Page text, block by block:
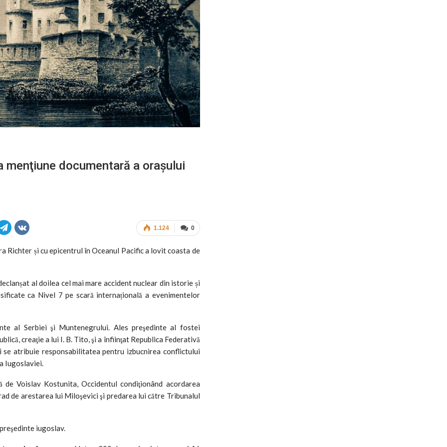
documentară a oraşului
0
1.124
Richter și cu epicentrul în Oceanul Pacific a lovit coasta de
al doilea cel mai mare accident nuclear din istorie și
ca Nivel 7 pe scară internațională a evenimentelor
al Serbiei şi Muntenegrului. Ales preşedinte al fostei
creaţie a lui I. B. Tito, şi a înfiinţat Republica Federativă
atribuie responsabilitatea pentru izbucnirea conflictului
Iugoslaviei.
Voislav Kostunita, Occidentul condiţionând acordarea
de arestarea lui Miloşevici şi predarea lui către Tribunalul
iugoslav.